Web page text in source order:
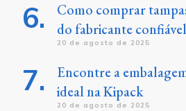
Como comprar
do fabricante confiável
20 de agosto de 2025
Encontre a
ideal na Kipack
20 de agosto de 2025